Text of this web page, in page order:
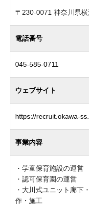
〒230-0071 神奈川県
電話番号
045-585-0711
ウェブサイト
https://recruit.okawa-
事業内容
・学童保育施設の運営
・認可保育園の運営
・大川式ユニット廊下
作・施工